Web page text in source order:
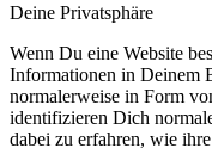
Deine Privatsphäre
Wenn Du eine Website
Informationen in Deinem
normalerweise in Form
identifizieren Dich
dabei zu erfahren, wie